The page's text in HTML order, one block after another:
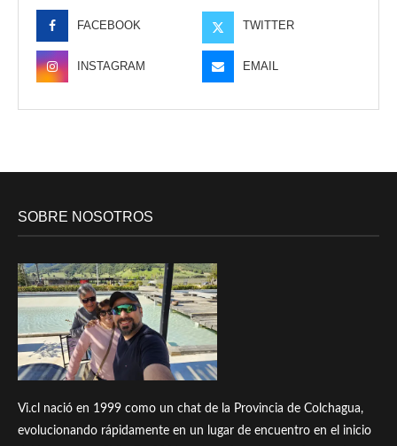
FACEBOOK TWITTER
INSTAGRAM EMAIL
SOBRE NOSOTROS
Vi.cl nació en 1999 como un chat de la Provincia de Colchagua,
evolucionando rápidamente en un lugar de encuentro en el inicio